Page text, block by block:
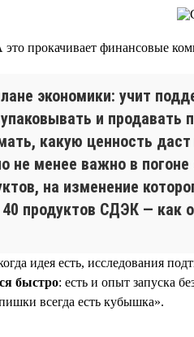
прокачивает финансовые
экономики: учит
и
какую ценность
не менее важно в
на изменение
продуктов СДЭК — как
идея есть, исследования
быстро: есть и опыт запуска
всегда есть кубышка».